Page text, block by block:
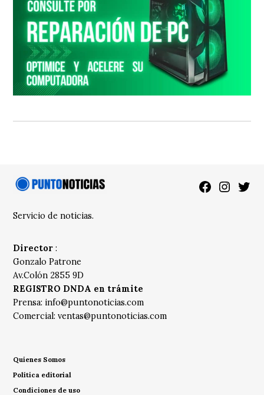
Facebook
Servicio de noticias.
Director :
Gonzalo Patrone
Av.Colón 2855 9D
REGISTRO DNDA en trámite
Prensa: info@puntonoticias.com
Comercial:ventas@puntonoticias.com
Quienes Somos
Política editorial
Condiciones de uso